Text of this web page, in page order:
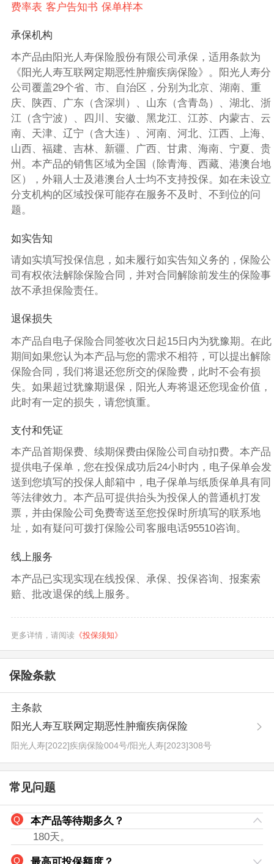
费率表 客户告知书 保单样本
承保机构
本产品由阳光人寿保险股份有限公司承保，适用条款为
《阳光人寿互联网定期恶性肿瘤疾病保险》。阳光人寿分
公司覆盖29个省、市、自治区，分别为北京、湖南、重
庆、陕西、广东（含深圳）、山东（含青岛）、湖北、浙
江（含宁波）、四川、安徽、黑龙江、江苏、内蒙古、云
南、天津、辽宁（含大连）、河南、河北、江西、上海、
山西、福建、吉林、新疆、广西、甘肃、海南、宁夏、贵
州。本产品的销售区域为全国（除青海、西藏、港澳台地
区），外籍人士及港澳台人士均不支持投保。如在未设立
分支机构的区域投保可能存在服务不及时、不到位的问
题。
如实告知
请如实填写投保信息，如未履行如实告知义务的，保险公
司有权依法解除保险合同，并对合同解除前发生的保险事
故不承担保险责任。
退保损失
本产品自电子保险合同签收次日起15日内为犹豫期。在此
期间如果您认为本产品与您的需求不相符，可以提出解除
保险合同，我们将退还您所交的保险费，此时不会有损
失。如果超过犹豫期退保，阳光人寿将退还您现金价值，
此时有一定的损失，请您慎重。
支付和凭证
本产品首期保费、续期保费由保险公司自动扣费。本产品
提供电子保单，您在投保成功后24小时内，电子保单会发
送到您填写的投保人邮箱中，电子保单与纸质保单具有同
等法律效力。本产品可提供抬头为投保人的普通机打发
票，并由保险公司免费寄送至您投保时所填写的联系地
址，如有疑问可拨打保险公司客服电话95510咨询。
线上服务
本产品已实现实现在线投保、承保、投保咨询、报案索
赔、批改退保的线上服务。
更多详情，请阅读《投保须知》
保险条款
主条款
阳光人寿互联网定期恶性肿瘤疾病保险
阳光人寿[2022]疾病保险004号/阳光人寿[2023]308号
常见问题
本产品等待期多久？
180天。
最高可投保额度？